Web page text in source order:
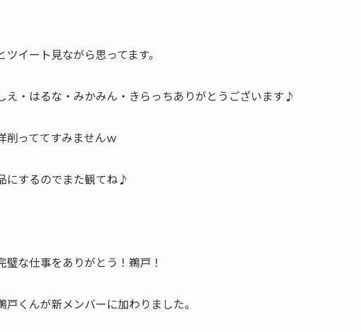
イート見ながら思ってます。
・はるな・みかみん・きらっちありがとうございます♪
削っててすみませんｗ
にするのでまた観てね♪
な仕事をありがとう！鵜戸！
くんが新メンバーに加わりました。